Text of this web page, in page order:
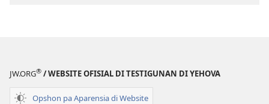
JW.ORG® / WEBSITE OFISIAL DI TESTIGUNAN DI YEHOVA
Opshon pa Aparensia di Website